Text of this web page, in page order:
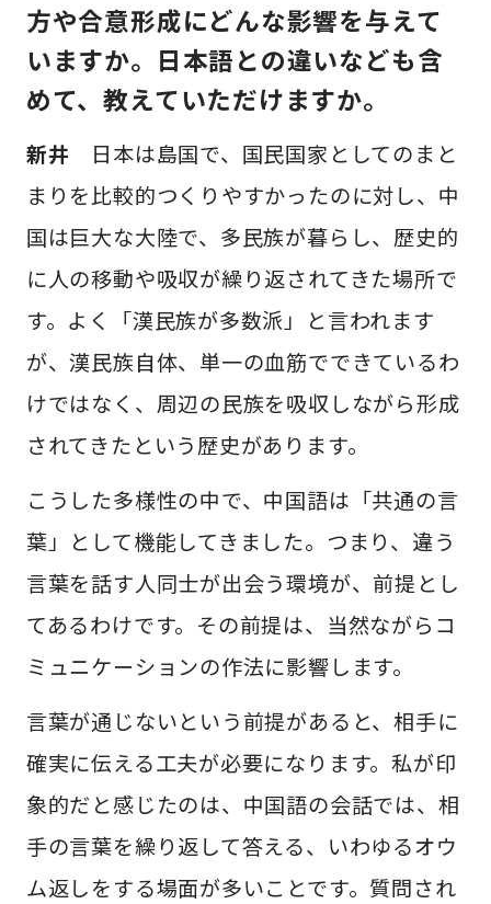
方や合意形成にどんな影響を与えて
いますか。日本語との違いなども含
めて、教えていただけますか。
新井 日本は島国で、国民国家としてのまと
まりを比較的つくりやすかったのに対し、中
国は巨大な大陸で、多民族が暮らし、歴史的
に人の移動や吸収が繰り返されてきた場所で
す。よく「漢民族が多数派」と言われます
が、漢民族自体、単一の血筋でできているわ
けではなく、周辺の民族を吸収しながら形成
されてきたという歴史があります。
こうした多様性の中で、中国語は「共通の言
葉」として機能してきました。つまり、違う
言葉を話す人同士が出会う環境が、前提とし
てあるわけです。その前提は、当然ながらコ
ミュニケーションの作法に影響します。
言葉が通じないという前提があると、相手に
確実に伝える工夫が必要になります。私が印
象的だと感じたのは、中国語の会話では、相
手の言葉を繰り返して答える、いわゆるオウ
ム返しをする場面が多いことです。質問され